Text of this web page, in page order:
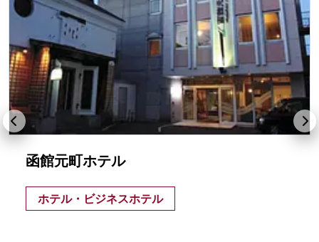
函館元町ホテル
ホテル・ビジネスホテル